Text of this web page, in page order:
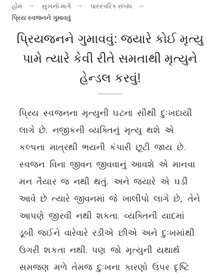
હોમ સુખનો માર્ગ
પારસ્પરિક સંબંધ
પ્રિય સ્વજનને ગુમાવવું
પ્રિયજનને ગુમાવવું: જ્યારે કોઈ મૃત્યુ
પામે ત્યારે કેવી રીતે સમતાથી મૃત્યુને
હેન્ડલ કરવું!
પ્રિય સ્વજનના મૃત્યુની ઘટના સૌથી દુઃખદાયી
લાગે છે. નજીકની વ્યક્તિનું મૃત્યુ થશે એ
કલ્પના માત્રથી ભયની કંપારી છૂટી જાય છે.
સ્વજન વિના જીવન જીવવાનું આવશે એ માનવા
મન તૈયાર જ નથી થતું. અને જ્યારે એ ઘડી
આવે છે ત્યારે જીવનમાં જે ખાલીપો લાગે છે, તેને
આપણે જીરવી નથી શકતા. વ્યક્તિની યાદમાં
ડૂબી જઈને વારેવારે રડીએ છીએ અને દુઃખમાંથી
ઉગરી શકતા નથી. પણ જો મૃત્યુની યથાર્થ
સમજણ મળે તેમજ દુઃખના કારણો ઉપર દૃષ્ટિ